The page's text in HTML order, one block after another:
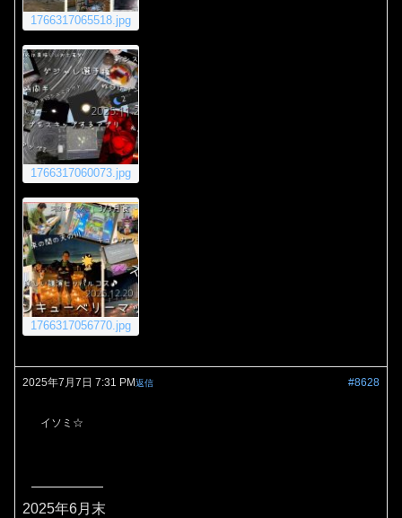
1766317065518.jpg
1766317060073.jpg
1766317056770.jpg
2025年7月7日 7:31 PM #8628
返信
イソミ☆
2025年6月末